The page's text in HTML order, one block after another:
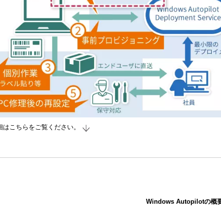
はこちらをご覧ください。
Windows Autopilotの概